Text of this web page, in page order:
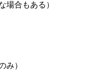
場合もある）
み）